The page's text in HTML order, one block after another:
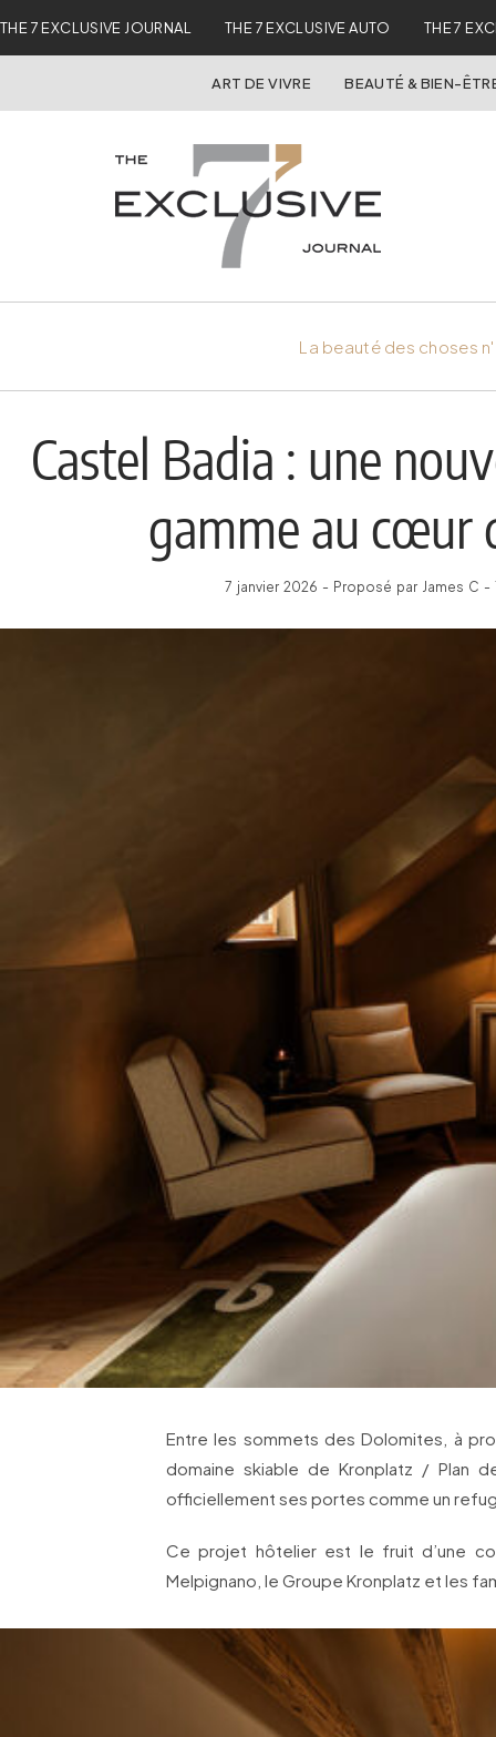
THE 7 EXCLUSIVE JOURNAL THE 7 EXCLUSIVE AUTO THE 7
ART DE VIVRE BEAUTÉ & BIEN-
La beauté des choses
Castel Badia : une
gamme au cœur
7 janvier 2026 - Proposé par James C
Entre les sommets des Dolomites, à
domaine skiable de Kronplatz / Plan
officiellement ses portes comme un
Ce projet hôtelier est le fruit d’une
Melpignano, le Groupe Kronplatz et les